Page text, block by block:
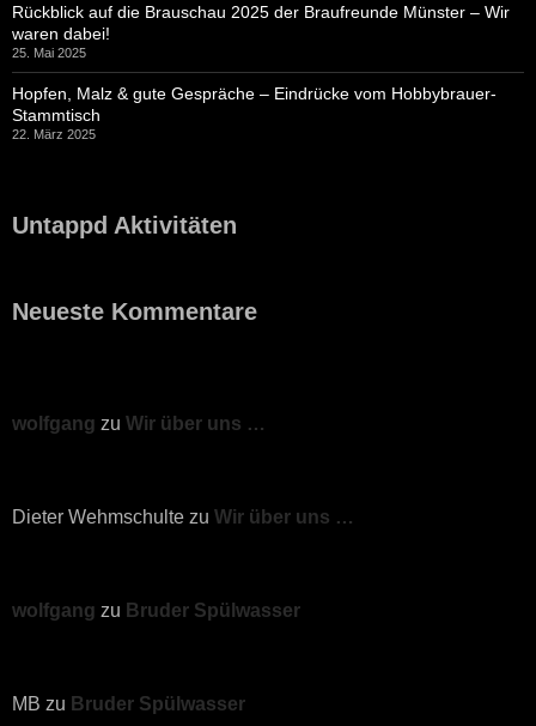
Rückblick auf die Brauschau 2025 der Braufreunde Münster – Wir
waren dabei!
25. Mai 2025
Hopfen, Malz & gute Gespräche – Eindrücke vom Hobbybrauer-
Stammtisch
22. März 2025
Untappd Aktivitäten
Neueste Kommentare
wolfgang zu Wir über uns …
Dieter Wehmschulte zu Wir über uns …
wolfgang zu Bruder Spülwasser
MB zu Bruder Spülwasser